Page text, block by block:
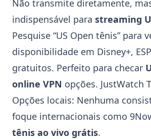
Não transmite diretamente,
indispensável para streaming
Pesquise “US Open tênis” para
disponibilidade em Disney+,
gratuitos. Perfeito para checar
online VPN opções. JustWatch
Opções locais: Nenhuma
foque internacionais como
tênis ao vivo grátis.